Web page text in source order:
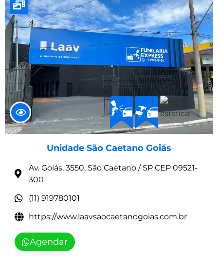
Unidade São Caetano Goiás
Av. Goiás, 3550, São Caetano / SP CEP 09521-
300
(11) 919780101
https://www.laavsaocaetanogoias.com.br
Agendar